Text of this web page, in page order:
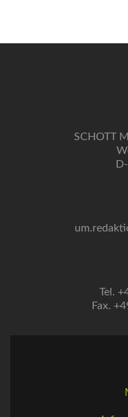
SCHOTT
Tel.
Fax.